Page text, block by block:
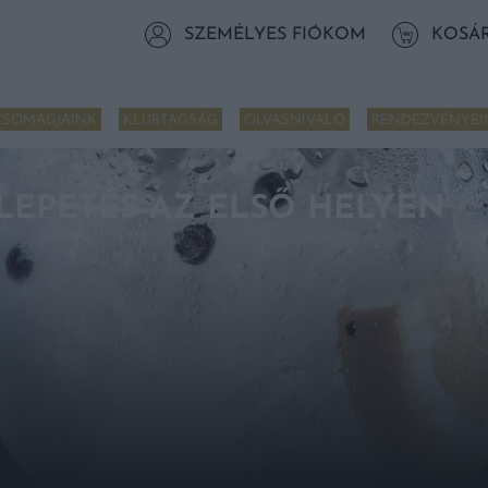
SZEMÉLYES FIÓKOM
KLUBTAGSÁG OLVASNIVALÓ
AZ ELSŐ HELYEN